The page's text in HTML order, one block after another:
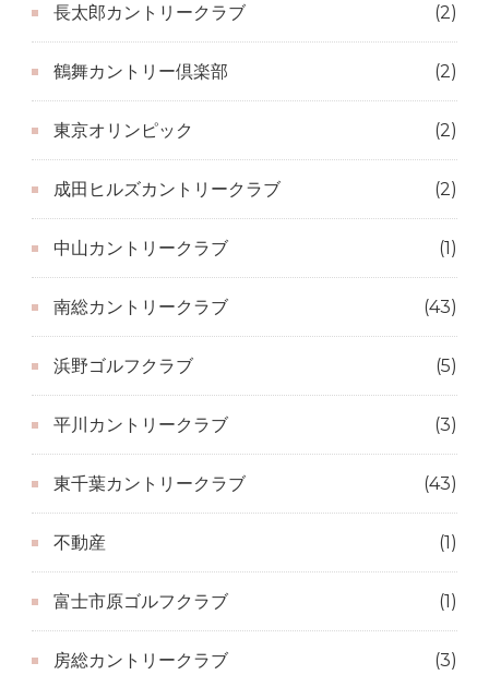
長太郎カントリークラブ (2)
鶴舞カントリー倶楽部 (2)
東京オリンピック (2)
成田ヒルズカントリークラブ (2)
中山カントリークラブ (1)
南総カントリークラブ (43)
浜野ゴルフクラブ (5)
平川カントリークラブ (3)
東千葉カントリークラブ (43)
不動産 (1)
富士市原ゴルフクラブ (1)
房総カントリークラブ (3)